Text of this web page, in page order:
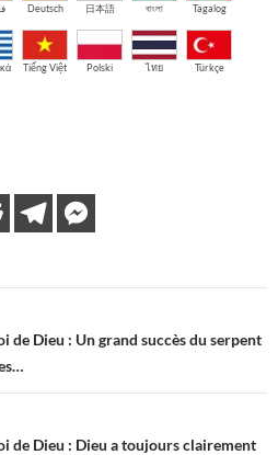
Deutsch 日本語 বাংলা Tagalog
Tiếng Việt Polski ไทย Türkçe
de Dieu : Un grand succès du serpent
de Dieu : Dieu a toujours clairement